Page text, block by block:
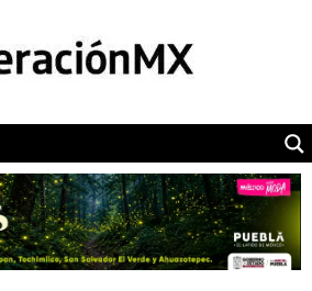
POLÍTICA
CAMALEÓN
OPINIÓN
DEPORTES